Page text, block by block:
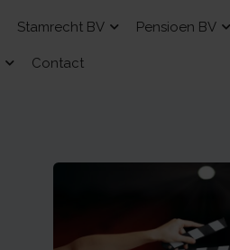
Stamrecht BV Pensioen BV
Contact